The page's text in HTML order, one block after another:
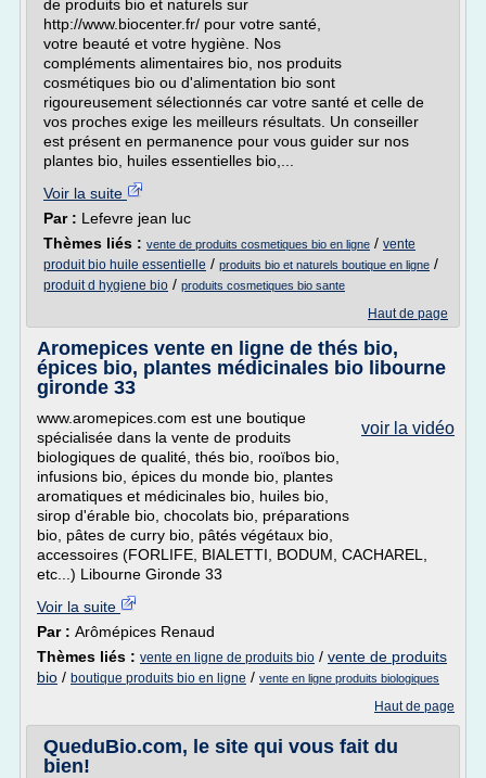
de produits bio et naturels sur
http://www.biocenter.fr/ pour votre santé,
votre beauté et votre hygiène. Nos
compléments alimentaires bio, nos produits
cosmétiques bio ou d'alimentation bio sont
rigoureusement sélectionnés car votre santé et celle de
vos proches exige les meilleurs résultats. Un conseiller
est présent en permanence pour vous guider sur nos
plantes bio, huiles essentielles bio,...
Voir la suite
Par : Lefevre jean luc
Thèmes liés : vente de produits cosmetiques bio en ligne / vente
produit bio huile essentielle / produits bio et naturels boutique en ligne /
produit d hygiene bio / produits cosmetiques bio sante
Haut de page
Aromepices vente en ligne de thés bio,
épices bio, plantes médicinales bio libourne
gironde 33
voir la vidéo
www.aromepices.com est une boutique
spécialisée dans la vente de produits
biologiques de qualité, thés bio, rooïbos bio,
infusions bio, épices du monde bio, plantes
aromatiques et médicinales bio, huiles bio,
sirop d'érable bio, chocolats bio, préparations
bio, pâtes de curry bio, pâtés végétaux bio,
accessoires (FORLIFE, BIALETTI, BODUM, CACHAREL,
etc...) Libourne Gironde 33
Voir la suite
Par : Arômépices Renaud
Thèmes liés : vente en ligne de produits bio / vente de produits
bio / boutique produits bio en ligne / vente en ligne produits biologiques
Haut de page
QueduBio.com, le site qui vous fait du
bien!